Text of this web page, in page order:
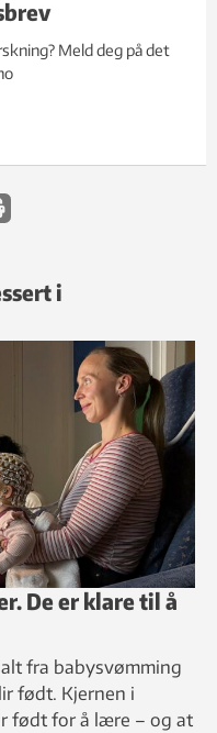
Meld deg på det
i
De er klare til å
fra babysvømming
født. Kjernen i
født for å lære – og at